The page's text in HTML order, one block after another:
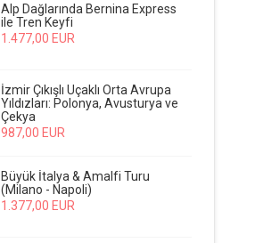
Alp Dağlarında Bernina Express
ile Tren Keyfi
1.477,00 EUR
İzmir Çıkışlı Uçaklı Orta Avrupa
Yıldızları: Polonya, Avusturya ve
Çekya
987,00 EUR
Büyük İtalya & Amalfi Turu
(Milano - Napoli)
1.377,00 EUR